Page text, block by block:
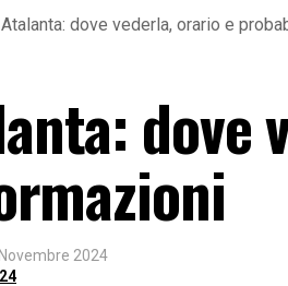
dove vederla, orario e
dove
2024